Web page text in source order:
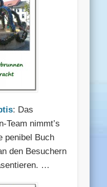
: Das
Team nimmt’s
penibel Buch
den Besuchern
…